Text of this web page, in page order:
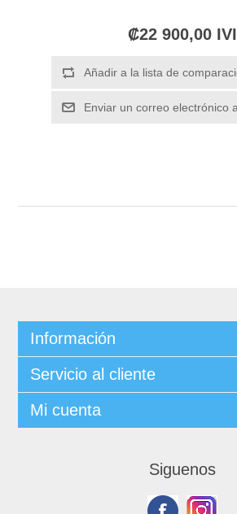
₡22 900,00 IVI
Información
Servicio al cliente
Mi cuenta
Siguenos